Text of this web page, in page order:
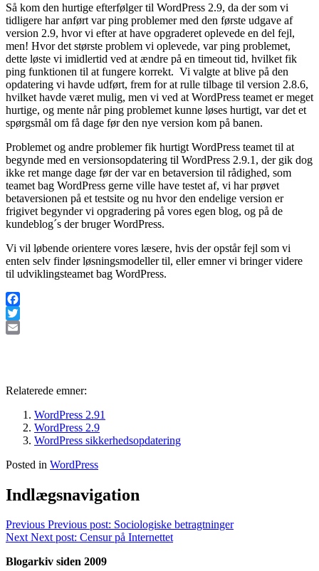
Så kom den hurtige efterfølger til WordPress 2.9, da der som vi
tidligere har anført var ping problemer med den første udgave af
version 2.9, hvor vi efter at have opgraderet oplevede en del fejl,
men! Hvor det største problem vi oplevede, var ping problemet,
dette løste vi imidlertid ved at ændre på en timeout tid, hvilket fik
ping funktionen til at fungere korrekt. Vi valgte at blive på den
opdatering vi havde udført, frem for at rulle tilbage til version 2.8.6,
hvilket havde været mulig, men vi ved at WordPress teamet er meget
hurtige, og mente når ping problemet kunne løses hurtigt, var det et
spørgsmål om få dage før den nye version kom på banen.
Problemet og andre problemer fik hurtigt WordPress teamet til at
begynde med en versionsopdatering til WordPress 2.9.1, der gik dog
ikke ret mange dage før der var en betaversion til rådighed, som
teamet bag WordPress gerne ville have testet af, vi har prøvet
betaversionen på et testsite og nu hvor den endelige version er
frigivet begynder vi opgradering på vores egen blog, og på de
kundeblog´s der bruger WordPress.
Vi vil løbende orientere vores læsere, hvis der opstår fejl som vi
enten selv finder løsningsmodeller til, eller emner vi bringer videre
til udviklingsteamet bag WordPress.
Facebook
Twitter
Relaterede emner:
WordPress 2.91
WordPress 2.9
WordPress sikkerhedsopdatering
Posted in WordPress
Indlægsnavigation
Previous Previous post: Sociologiske betragtninger
Next Next post: Censur på Internettet
Blogarkiv siden 2009